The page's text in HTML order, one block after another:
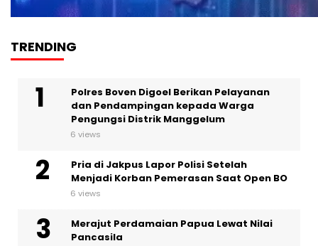
TRENDING
Polres Boven Digoel Berikan Pelayanan
dan Pendampingan kepada Warga
Pengungsi Distrik Manggelum
6 views
Pria di Jakpus Lapor Polisi Setelah
Menjadi Korban Pemerasan Saat Open BO
6 views
Merajut Perdamaian Papua Lewat Nilai
Pancasila